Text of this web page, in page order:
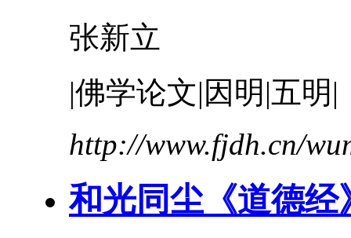
张新立
|佛学论文|因明|五明|
http://www.fjdh.cn/
和光同尘《道德经